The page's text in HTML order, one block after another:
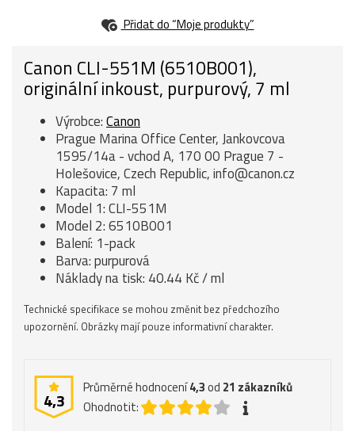
Přidat do “Moje produkty”
Canon CLI-551M (6510B001),
originální inkoust, purpurový, 7 ml
Výrobce:Canon
Prague Marina Office Center, Jankovcova
1595/14a - vchod A, 170 00 Prague 7 -
Holešovice, Czech Republic, info@canon.cz
Kapacita: 7 ml
Model 1: CLI-551M
Model 2: 6510B001
Balení: 1-pack
Barva: purpurová
Náklady na tisk: 40.44 Kč / ml
Technické specifikace se mohou změnit bez předchozího
upozornění. Obrázky mají pouze informativní charakter.
4,3
Průměrné hodnocení4,3od 21 zákazníků
Ohodnotit: